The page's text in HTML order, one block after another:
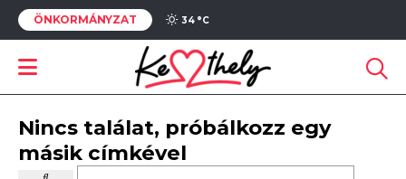
ÖNKORMÁNYZAT 34 °C
Nincs találat, próbálkozz egy
másik címkével